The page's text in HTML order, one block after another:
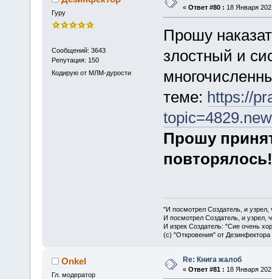
Гуру
Сообщений: 3643
Репутация: 150
Кодирую от МЛМ-дурости
« Ответ #80 : 18 Января
Прошу
злостный и
теме: https://
Прошу
повторялось!
"И посмотрел Создатель, и
И посмотрел Создатель, и узрел,
И изрек Создатель: "Сие очень
(с) "Откровения" от Дезинфектора
Onkel
Гл. модератор
Re: Книга жалоб
« Ответ #81 : 18 Января